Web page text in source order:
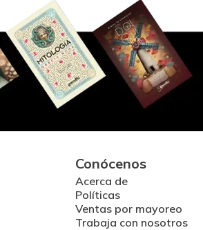
Conócenos
Acerca de
Políticas
Ventas por mayoreo
Trabaja con nosotros